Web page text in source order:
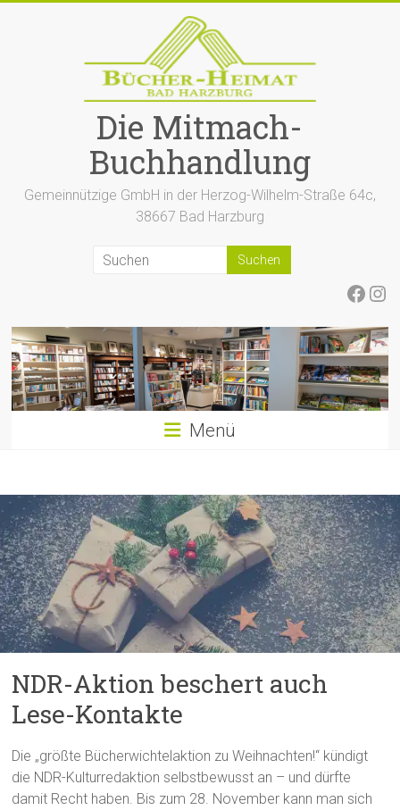
Die Mitmach-
Buchhandlung
Gemeinnützige GmbH in der Herzog-Wilhelm-Straße 64c,
38667 Bad Harzburg
Menü
NDR-Aktion beschert auch
Lese-Kontakte
Die „größte Bücherwichtelaktion zu Weihnachten!“ kündigt
die NDR-Kulturredaktion selbstbewusst an – und dürfte
damit Recht haben. Bis zum 28. November kann man sich